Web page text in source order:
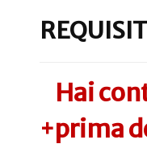
+
Hai
prima